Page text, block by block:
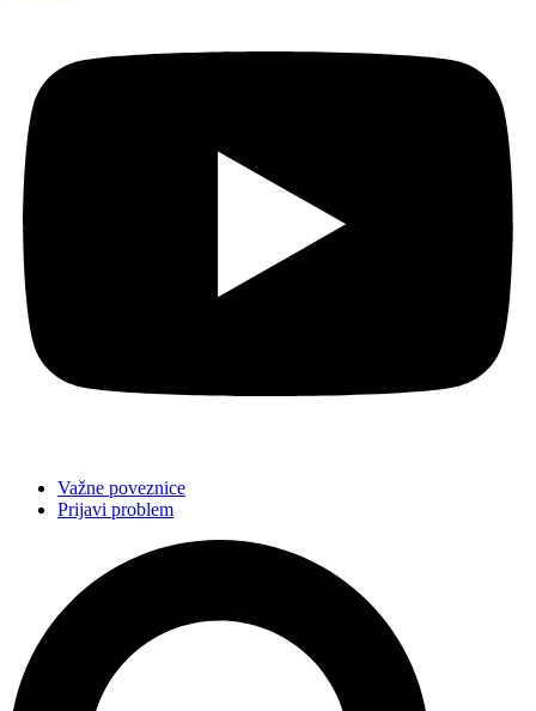
Važne poveznice
Prijavi problem